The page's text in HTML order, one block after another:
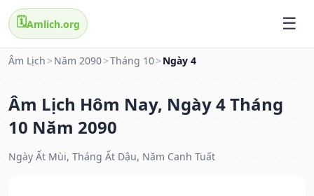
🗓️Amlich.org
Âm Lịch > Năm 2090>Tháng 10> Ngày 4
Âm Lịch Hôm Nay, Ngày 4 Tháng
10 Năm 2090
Ngày Ất Mùi, Tháng Ất Dậu, Năm Canh Tuất